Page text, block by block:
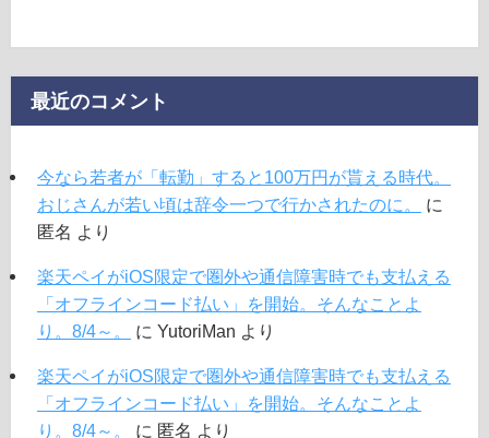
最近のコメント
今なら若者が「転勤」すると100万円が貰える時代。
おじさんが若い頃は辞令一つで行かされたのに。
に
匿名 より
楽天ペイがiOS限定で圏外や通信障害時でも支払える
「オフラインコード払い」を開始。そんなことよ
り。8/4～。
に YutoriMan より
楽天ペイがiOS限定で圏外や通信障害時でも支払える
「オフラインコード払い」を開始。そんなことよ
り。8/4～。
に 匿名 より